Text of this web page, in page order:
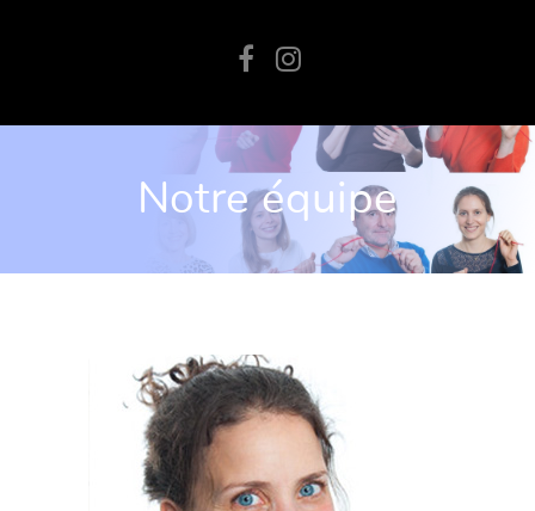
Notre équipe